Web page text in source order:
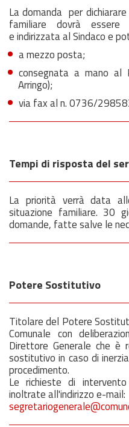
La domanda per
familiare dovrà
e indirizzata al Sindaco e
a mezzo posta;
consegnata a mano al
Arringo);
via fax al n. 0736/
Tempi di risposta del
La priorità verrà data
situazione familiare. 30
domande, fatte salve le
Potere Sostitutivo
Titolare del Potere
Comunale con
Direttore Generale che è
sostitutivo in caso di
procedimento.
Le richieste di
inoltrate all'indirizzo e-mail: